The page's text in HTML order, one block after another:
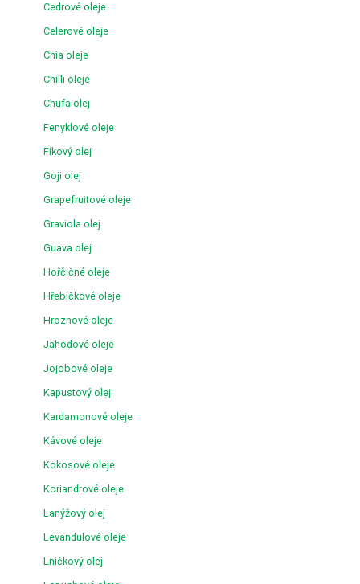
Cedrové oleje
Celerové oleje
Chia oleje
Chilli oleje
Chufa olej
Fenyklové oleje
Fíkový olej
Goji olej
Grapefruitové oleje
Graviola olej
Guava olej
Hořčičné oleje
Hřebíčkové oleje
Hroznové oleje
Jahodové oleje
Jojobové oleje
Kapustový olej
Kardamonové oleje
Kávové oleje
Kokosové oleje
Koriandrové oleje
Lanýžový olej
Levandulové oleje
Lničkový olej